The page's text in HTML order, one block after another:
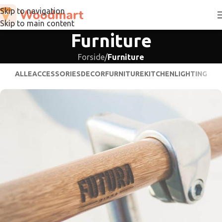
Skip to navigation
Skip to main content
Furniture
Forside/Furniture
ALLEACCESSORIESDECORFURNITUREKITCHENLIGHTING